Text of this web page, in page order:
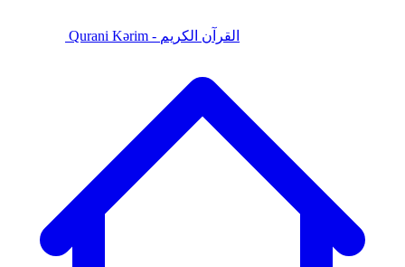
Qurani Kərim - القرآن الكريم